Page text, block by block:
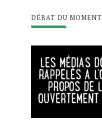
DÉBAT DU MOMENT